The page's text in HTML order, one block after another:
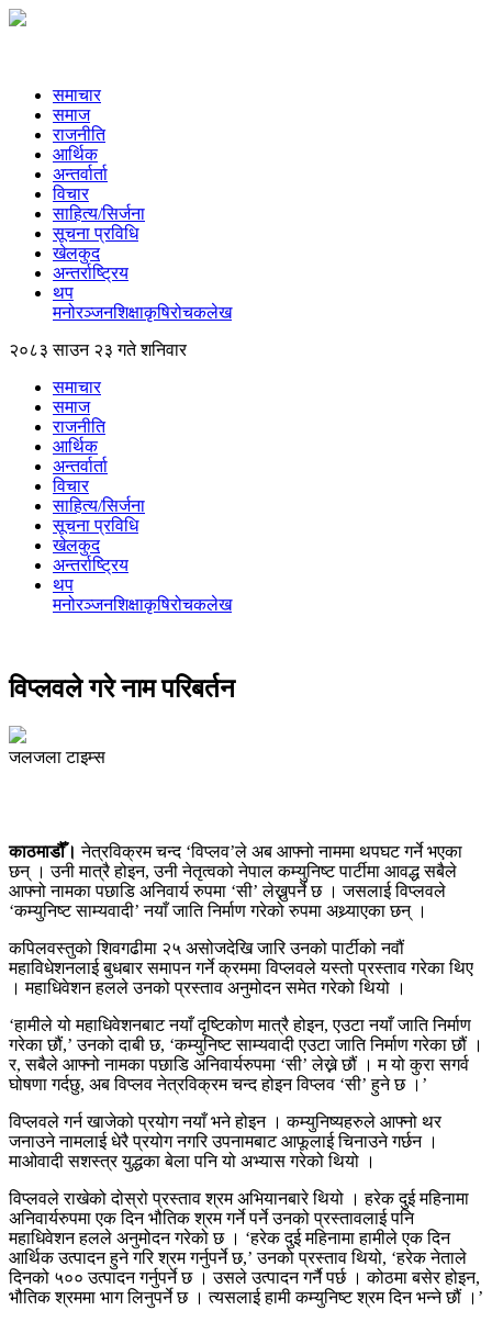
समाचार
समाज
राजनीति
आर्थिक
अन्तर्वार्ता
विचार
साहित्य/सिर्जना
सूचना प्रविधि
खेलकुद
अन्तर्राष्ट्रिय
थप
मनोरञ्‍जनशिक्षाकृषिरोचकलेख
२०८३ साउन २३ गते शनिवार
समाचार
समाज
राजनीति
आर्थिक
अन्तर्वार्ता
विचार
साहित्य/सिर्जना
सूचना प्रविधि
खेलकुद
अन्तर्राष्ट्रिय
थप
मनोरञ्‍जनशिक्षाकृषिरोचकलेख
विप्लवले गरे नाम परिबर्तन
जलजला टाइम्स
काठमाडौँ। नेत्रविक्रम चन्द ‘विप्लव’ले अब आफ्नो नाममा थपघट गर्ने भएका
छन् । उनी मात्रै होइन, उनी नेतृत्वको नेपाल कम्युनिष्ट पार्टीमा आवद्ध सबैले
आफ्नो नामका पछाडि अनिवार्य रुपमा ‘सी’ लेख्नुपर्ने छ । जसलाई विप्लवले
‘कम्युनिष्ट साम्यवादी’ नयाँ जाति निर्माण गरेको रुपमा अथ्र्याएका छन् ।
कपिलवस्तुको शिवगढीमा २५ असोजदेखि जारि उनको पार्टीको नवौं
महाविधेशनलाई बुधबार समापन गर्ने क्रममा विप्लवले यस्तो प्रस्ताव गरेका थिए
। महाधिवेशन हलले उनको प्रस्ताव अनुमोदन समेत गरेको थियो ।
‘हामीले यो महाधिवेशनबाट नयाँ दृष्टिकोण मात्रै होइन, एउटा नयाँ जाति निर्माण
गरेका छौं,’ उनको दाबी छ, ‘कम्युनिष्ट साम्यवादी एउटा जाति निर्माण गरेका छौं ।
र, सबैले आफ्नो नामका पछाडि अनिवार्यरुपमा ‘सी’ लेख्ने छौं । म यो कुरा सगर्व
घोषणा गर्दछु, अब विप्लव नेत्रविक्रम चन्द होइन विप्लव ‘सी’ हुने छ ।’
विप्लवले गर्न खाजेको प्रयोग नयाँ भने होइन । कम्युनिष्यहरुले आफ्नो थर
जनाउने नामलाई धेरै प्रयोग नगरि उपनामबाट आफूलाई चिनाउने गर्छन ।
माओवादी सशस्त्र युद्धका बेला पनि यो अभ्यास गरेको थियो ।
विप्लवले राखेको दोस्रो प्रस्ताव श्रम अभियानबारे थियो । हरेक दुई महिनामा
अनिवार्यरुपमा एक दिन भौतिक श्रम गर्ने पर्ने उनको प्रस्तावलाई पनि
महाधिवेशन हलले अनुमोदन गरेको छ । ‘हरेक दुई महिनामा हामीले एक दिन
आर्थिक उत्पादन हुने गरि श्रम गर्नुपर्ने छ,’ उनको प्रस्ताव थियो, ‘हरेक नेताले
दिनको ५०० उत्पादन गर्नुपर्ने छ । उसले उत्पादन गर्नै पर्छ । कोठमा बसेर होइन,
भौतिक श्रममा भाग लिनुपर्ने छ । त्यसलाई हामी कम्युनिष्ट श्रम दिन भन्ने छौं ।’